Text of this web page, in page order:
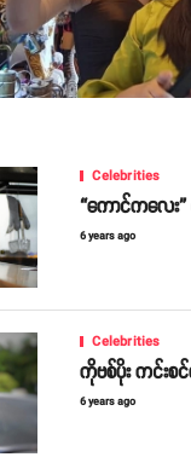
Celebrities
“ကောင်ကလေး
6 years ago
Celebrities
ကိုဗစ်ပိုး ကင်းစ
6 years ago